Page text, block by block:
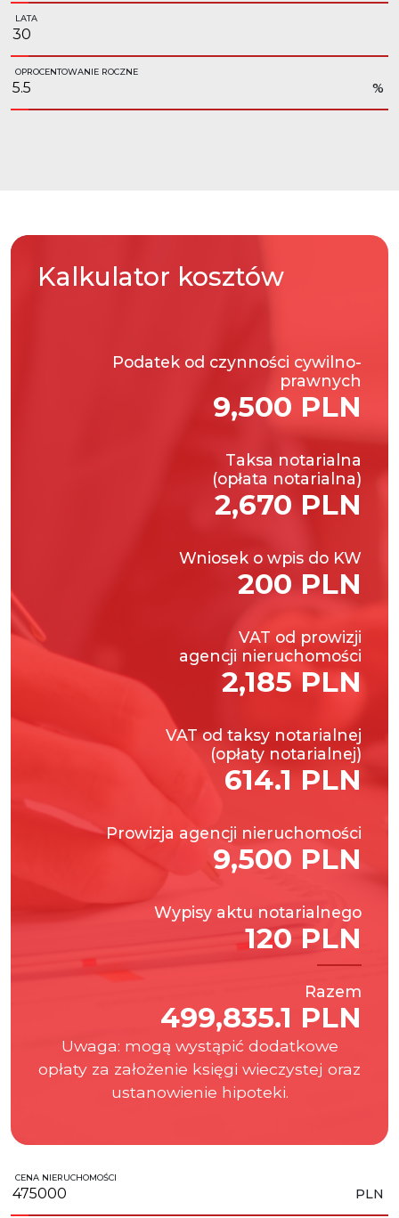
LATA
OPROCENTOWANIE ROCZNE
%
Kalkulator kosztów
Podatek od czynności cywilno-
prawnych
9,500 PLN
Taksa notarialna
(opłata notarialna)
2,670 PLN
Wniosek o wpis do KW
200 PLN
VAT od prowizji
agencji nieruchomości
2,185 PLN
VAT od taksy notarialnej
(opłaty notarialnej)
614.1 PLN
Prowizja agencji nieruchomości
9,500 PLN
Wypisy aktu notarialnego
120 PLN
Razem
499,835.1 PLN
Uwaga: mogą wystąpić dodatkowe
opłaty za założenie księgi wieczystej oraz
ustanowienie hipoteki.
CENA NIERUCHOMOŚCI
PLN